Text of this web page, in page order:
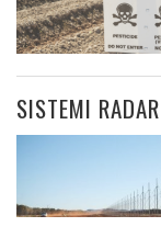
SISTEMI RADAR